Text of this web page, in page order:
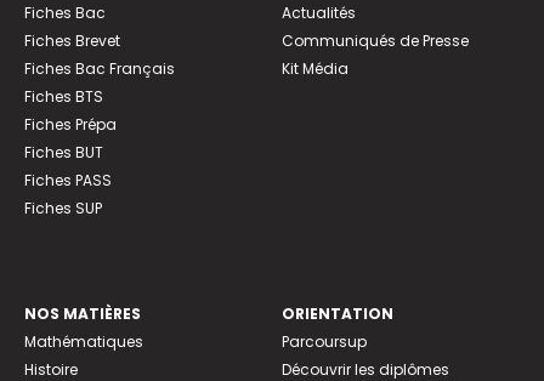
Fiches Bac
Fiches Brevet
Fiches Bac Français
Fiches BTS
Fiches Prépa
Fiches BUT
Fiches PASS
Fiches SUP
Actualités
Communiqués de Presse
Kit Média
NOS MATIÈRES
Mathématiques
Histoire
ORIENTATION
Parcoursup
Découvrir les diplômes